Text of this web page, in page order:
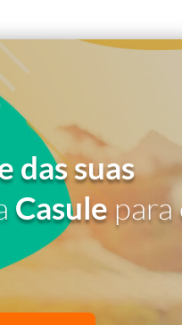
das suas
Casule para